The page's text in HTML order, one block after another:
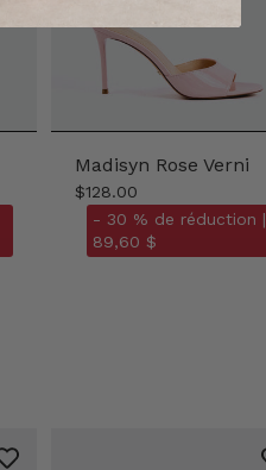
Madisyn Rose Verni
$128.00
- 30 % de réduction |
89,60 $